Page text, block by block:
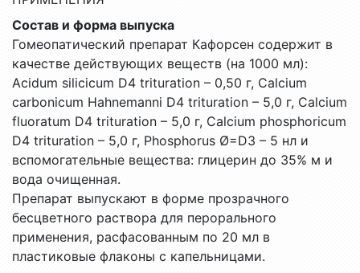
Состав и форма выпуска
Гомеопатический препарат Кафорсен содержит в
качестве действующих веществ (на 1000 мл):
Acidum silicicum D4 trituration – 0,50 г, Calcium
carbonicum Hahnemanni D4 trituration – 5,0 г, Calcium
fluoratum D4 trituration – 5,0 г, Calcium рhosphoricum
D4 trituration – 5,0 г, Phosphorus Ø=D3 – 5 нл и
вспомогательные вещества: глицерин до 35% м и
вода очищенная.
Препарат выпускают в форме прозрачного
бесцветного раствора для перорального
применения, расфасованным по 20 мл в
пластиковые флаконы с капельницами.